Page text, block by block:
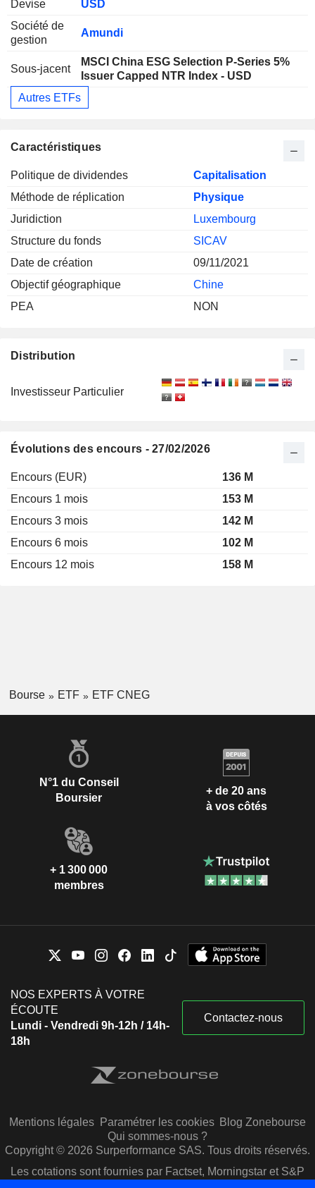
Devise
USD
Société de
gestion
Amundi
Sous-jacent
MSCI China ESG Selection P-Series 5%
Issuer Capped NTR Index - USD
Autres ETFs
Caractéristiques
Politique de dividendes
Capitalisation
Méthode de réplication
Physique
Juridiction
Luxembourg
Structure du fonds
SICAV
Date de création
09/11/2021
Objectif géographique
Chine
PEA
NON
Distribution
Investisseur Particulier
Évolutions des encours - 27/02/2026
Encours (EUR)
136 M
Encours 1 mois
153 M
Encours 3 mois
142 M
Encours 6 mois
102 M
Encours 12 mois
158 M
Bourse ETF ETF CNEG
N°1 du Conseil
Boursier
+ de 20 ans
à vos côtés
+ 1 300 000
membres
NOS EXPERTS À VOTRE
ÉCOUTE
Lundi - Vendredi 9h-12h / 14h-
18h
Contactez-nous
Mentions légales Paramétrer les cookies Blog Zonebourse
Qui sommes-nous ?
Copyright © 2026 Surperformance SAS. Tous droits réservés.
Les cotations sont fournies par Factset, Morningstar et S&P